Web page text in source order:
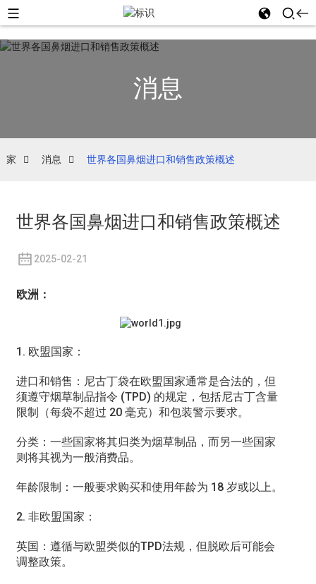
消息
家 消息 世界各国鼻烟进口和销售政策概述
世界各国鼻烟进口和销售政策概述
2025-02-21
欧洲：
1. 欧盟国家：
进口和销售：尼古丁袋在欧盟国家通常是合法的，但
须遵守烟草制品指令 (TPD) 的规定，包括尼古丁含量
限制（每袋不超过 20 毫克）和包装警示要求。
分类：一些国家将其归类为烟草制品，而另一些国家
则将其视为一般消费品。
年龄限制：一般要求购买和使用年龄为 18 岁或以上。
2. 非欧盟国家：
英国：遵循与欧盟类似的TPD法规，但脱欧后可能会
调整政策。